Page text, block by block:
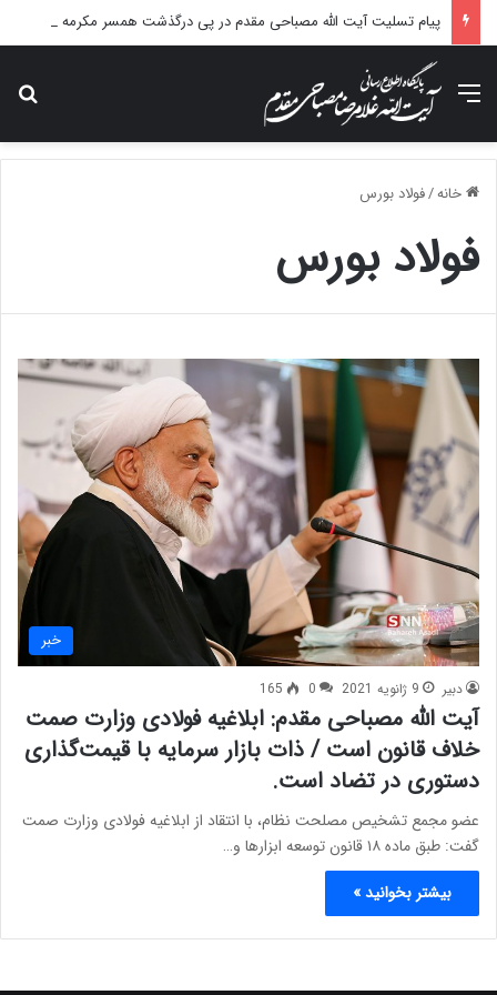
پیام تسلیت آیت الله مصباحی مقدم در پی درگذشت همسر مکرمه حضرت آیت‌الله العظمی سیستانی.
منو
خانه/فولاد بورس
فولاد بورس
خبر
دبیر 9 ژانویه 2021 0
165
آیت الله مصباحی مقدم: ابلاغیه فولادی وزارت صمت
خلاف قانون است / ذات بازار سرمایه با قیمت‌گذاری
دستوری در تضاد است.
عضو مجمع تشخیص مصلحت نظام، با انتقاد از ابلاغیه فولادی وزارت صمت
گفت: طبق ماده ۱۸ قانون توسعه ابزارها و…
بیشتر بخوانید »